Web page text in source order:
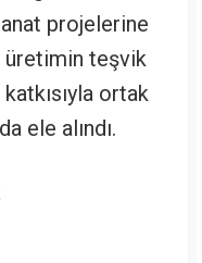
projelerine
üretimin teşvik
ortak
ele alındı.